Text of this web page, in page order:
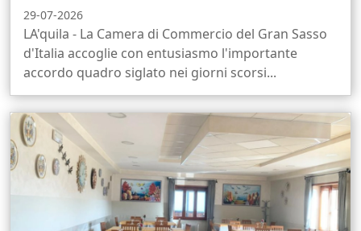
29-07-2026
LA'quila - La Camera di Commercio del Gran Sasso
d'Italia accoglie con entusiasmo l'importante
accordo quadro siglato nei giorni scorsi...